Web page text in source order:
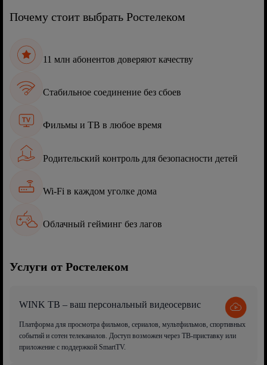
Почему стоит выбрать Ростелеком
11 млн абонентов доверяют качеству
Стабильное соединение без сбоев
Фильмы и ТВ в любое время
Родительский контроль для безопасности детей
Wi-Fi в каждом уголке дома
Облачный гейминг без лагов
Услуги от Ростелеком
WINK ТВ – ваш персональный видеосервис
Платформа для просмотра фильмов, сериалов, мультфильмов, спортивных
событий и сотен телеканалов. Доступ возможен через ТВ-приставку или
приложение с поддержкой SmartTV.